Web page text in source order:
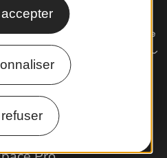
venir ?